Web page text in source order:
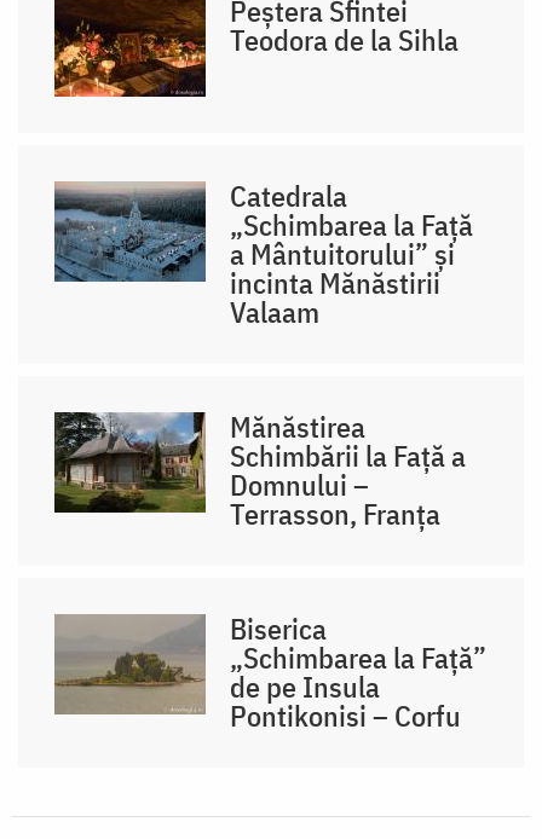
Peștera Sfintei
Teodora de la Sihla
Catedrala
„Schimbarea la Față
a Mântuitorului” și
incinta Mănăstirii
Valaam
Mănăstirea
Schimbării la Față a
Domnului –
Terrasson, Franţa
Biserica
„Schimbarea la Față”
de pe Insula
Pontikonisi – Corfu